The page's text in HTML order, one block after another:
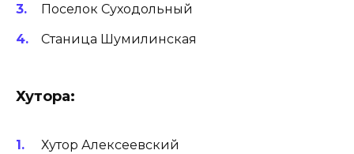
Поселок Суходольный
Станица Шумилинская
Хутора:
Хутор Алексеевский